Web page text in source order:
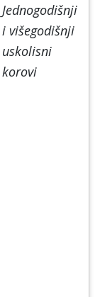
Jednogodišnji
i višegodišnji
uskolisni
korovi